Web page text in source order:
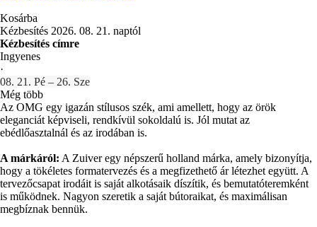
Kosárba
Kézbesítés 2026. 08. 21. naptól
Kézbesítés címre
Ingyenes
·
08. 21. Pé – 26. Sze
Még több
Az OMG egy igazán stílusos szék, ami amellett, hogy az örök
eleganciát képviseli, rendkívül sokoldalú is. Jól mutat az
ebédlőasztalnál és az irodában is.
A márkáról: A Zuiver egy népszerű holland márka, amely bizonyítja,
hogy a tökéletes formatervezés és a megfizethető ár létezhet együtt. A
tervezőcsapat irodáit is saját alkotásaik díszítik, és bemutatóteremként
is működnek. Nagyon szeretik a saját bútoraikat, és maximálisan
megbíznak bennük.